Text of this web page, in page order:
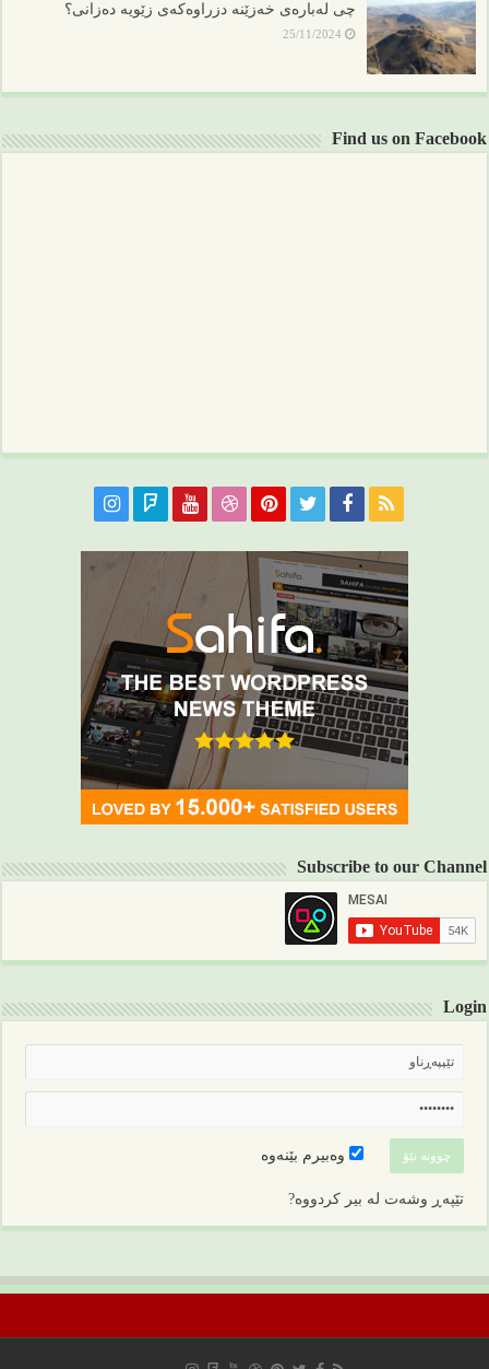
چی لەبارەی خەزێنە دزراوەکەی زێویە دەزانی؟
25/11/2024
Find us on Facebook
Subscribe to our Channel
Login
وەبیرم بێنەوە
تێپەڕ وشەت لە بیر کردووە?